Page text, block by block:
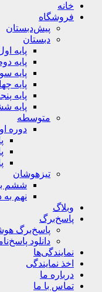
خانه
فروشگاه
پیش‌دبستان
دبستان
پایه
پایه
پایه
پایه
پایه
پایه
متوسطه
دوره
تیزهوشان
ششم
نهم به
وبلاگ
پاسخ‌برگ
پاسخ‌برگ‌
دانلود
نمایندگی‌ها
اخذ نمایندگی
درباره ما
تماس با ما